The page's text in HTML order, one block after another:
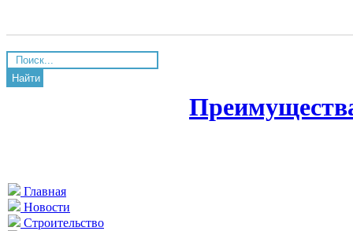
Найти
Главная
Новости
Строительство